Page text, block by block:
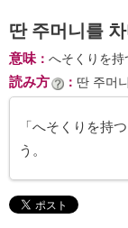
딴 주머니를
意味： へそくりを持
読み方 ： 딴 주머
「へそくりを持
う。